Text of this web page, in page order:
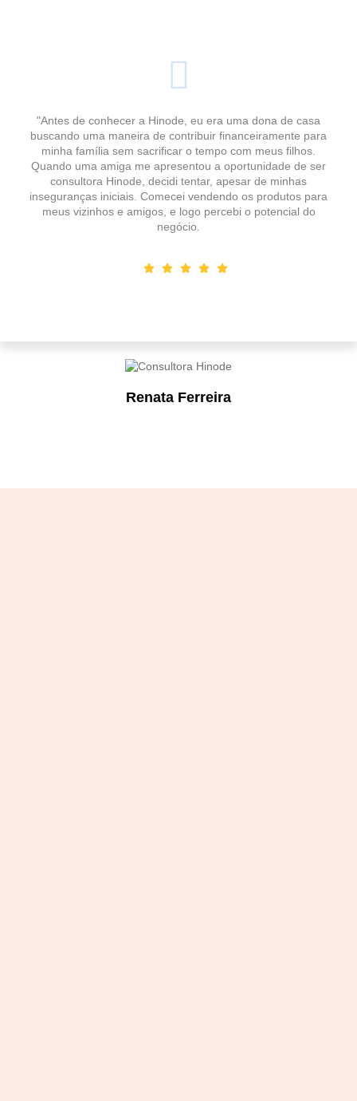
Renata Ferreira
"Antes de conhecer a Hinode, eu era uma dona de casa
buscando uma maneira de contribuir financeiramente para
minha família sem sacrificar o tempo com meus filhos.
Quando uma amiga me apresentou a oportunidade de ser
consultora Hinode, decidi tentar, apesar de minhas
inseguranças iniciais. Comecei vendendo os produtos para
meus vizinhos e amigos, e logo percebi o potencial do
negócio.